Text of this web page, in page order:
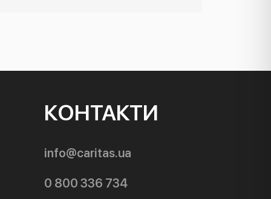
КОНТАКТИ
info@caritas.ua
0 800 336 734